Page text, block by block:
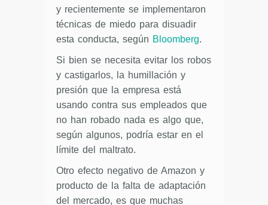
y recientemente se implementaron
técnicas de miedo para disuadir
esta conducta, según Bloomberg.
Si bien se necesita evitar los robos
y castigarlos, la humillación y
presión que la empresa está
usando contra sus empleados que
no han robado nada es algo que,
según algunos, podría estar en el
límite del maltrato.
Otro efecto negativo de Amazon y
producto de la falta de adaptación
del mercado, es que muchas